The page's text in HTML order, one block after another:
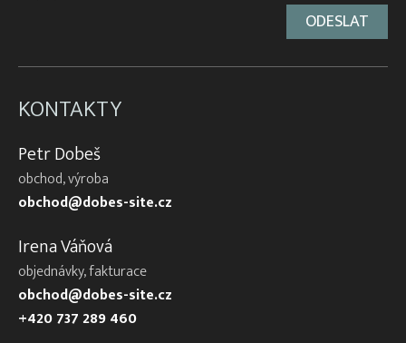
KONTAKTY
Petr Dobeš
obchod, výroba
obchod@dobes-site.cz
Irena Váňová
objednávky, fakturace
obchod@dobes-site.cz
+420 737 289 460